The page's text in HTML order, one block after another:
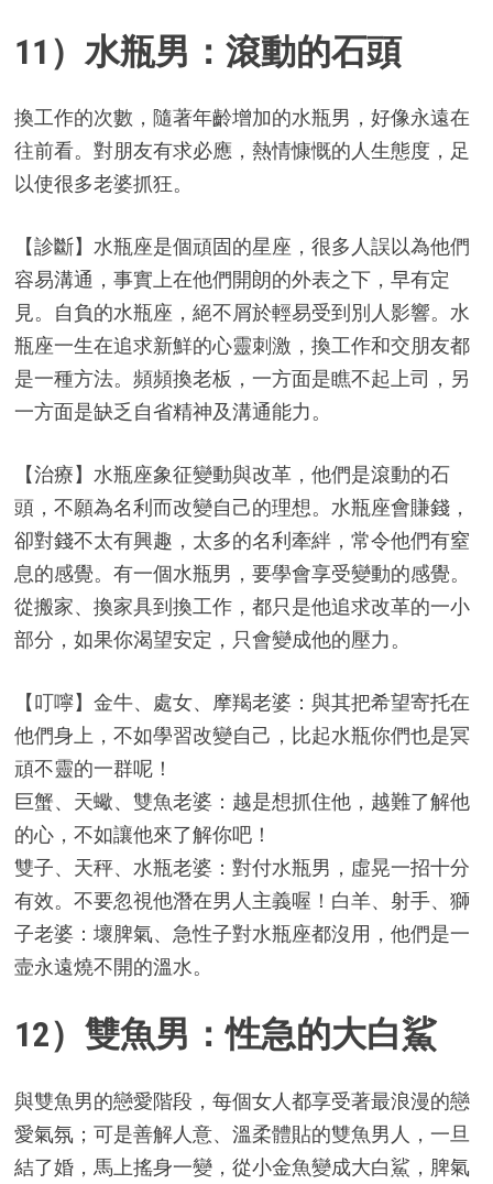
11）水瓶男：滾動的石頭
換工作的次數，隨著年齡增加的水瓶男，好像永遠在
往前看。對朋友有求必應，熱情慷慨的人生態度，足
以使很多老婆抓狂。
【診斷】水瓶座是個頑固的星座，很多人誤以為他們
容易溝通，事實上在他們開朗的外表之下，早有定
見。自負的水瓶座，絕不屑於輕易受到別人影響。水
瓶座一生在追求新鮮的心靈刺激，換工作和交朋友都
是一種方法。頻頻換老板，一方面是瞧不起上司，另
一方面是缺乏自省精神及溝通能力。
【治療】水瓶座象征變動與改革，他們是滾動的石
頭，不願為名利而改變自己的理想。水瓶座會賺錢，
卻對錢不太有興趣，太多的名利牽絆，常令他們有窒
息的感覺。有一個水瓶男，要學會享受變動的感覺。
從搬家、換家具到換工作，都只是他追求改革的一小
部分，如果你渴望安定，只會變成他的壓力。
【叮嚀】金牛、處女、摩羯老婆：與其把希望寄托在
他們身上，不如學習改變自己，比起水瓶你們也是冥
頑不靈的一群呢！
巨蟹、天蠍、雙魚老婆：越是想抓住他，越難了解他
的心，不如讓他來了解你吧！
雙子、天秤、水瓶老婆：對付水瓶男，虛晃一招十分
有效。不要忽視他潛在男人主義喔！白羊、射手、獅
子老婆：壞脾氣、急性子對水瓶座都沒用，他們是一
壸永遠燒不開的溫水。
12）雙魚男：性急的大白鯊
與雙魚男的戀愛階段，每個女人都享受著最浪漫的戀
愛氣氛；可是善解人意、溫柔體貼的雙魚男人，一旦
結了婚，馬上搖身一變，從小金魚變成大白鯊，脾氣